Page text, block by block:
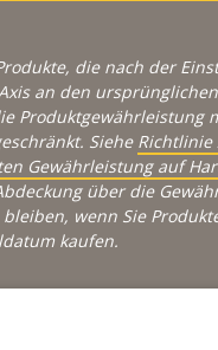
die nach der
an den
Produktgewährleistung
Siehe Richtlinie
Gewährleistung auf
über die
wenn Sie
kaufen.